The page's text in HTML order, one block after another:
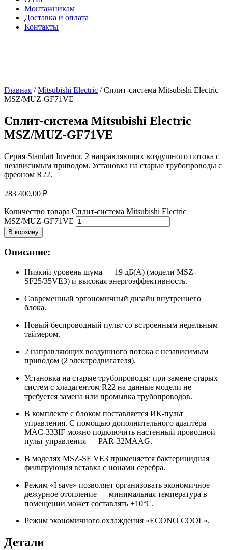
Монтажникам
Доставка и оплата
Контакты
Главная /Mitsubishi Electric / Сплит-система Mitsubishi Electric
MSZ/MUZ-GF71VE
Сплит-система Mitsubishi Electric
MSZ/MUZ-GF71VE
Серия Standart Invertor. 2 направляющих воздушного потока с
независимым приводом. Установка на старые трубопроводы с
фреоном R22.
283 400,00 ₽
Количество товара Сплит-система Mitsubishi Electric
MSZ/MUZ-GF71VE
В корзину
Описание:
Низкий уровень шума — 19 дБ(А) (модели MSZ-
SF25/35VE3) и высокая энергоэффективность.
Современный эргономичный дизайн внутреннего
блока.
Новый беспроводный пульт со встроенным недельным
таймером.
2 направляющих воздушного потока с независимым
приводом (2 электродвигателя).
Установка на старые трубопроводы: при замене старых
систем с хладагентом R22 на данные модели не
требуется замена или промывка трубопроводов.
В комплекте с блоком поставляется ИК-пульт
управления. С помощью дополнительного адаптера
MAC-333IF можно подключить настенный проводной
пульт управления — PAR-32MAAG.
В моделях MSZ-SF VE3 применяется бактерицидная
фильтрующая вставка с ионами серебра.
Режим «I save» позволяет организовать экономичное
дежурное отопление — минимальная температура в
помещении может составлять +10°С.
Режим экономичного охлаждения «ECONO COOL».
Детали